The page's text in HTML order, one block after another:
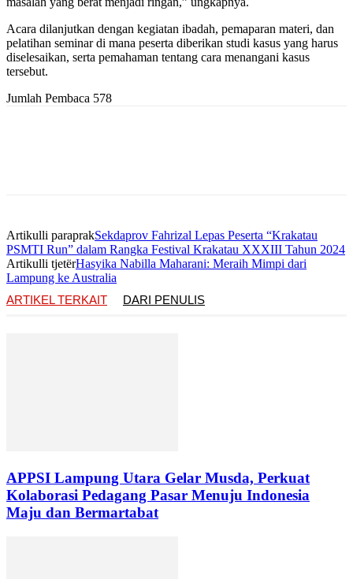
Acara dilanjutkan dengan kegiatan ibadah, pemaparan materi, dan
pelatihan seminar di mana peserta diberikan studi kasus yang harus
diselesaikan, serta pemahaman tentang cara menangani kasus
tersebut.
Jumlah Pembaca 578
Artikulli paraprakSekdaprov Fahrizal Lepas Peserta “Krakatau
PSMTI Run” dalam Rangka Festival Krakatau XXXIII Tahun 2024
Artikulli tjetërHasyika Nabilla Maharani: Meraih Mimpi dari
Lampung ke Australia
ARTIKEL TERKAIT
DARI PENULIS
APPSI Lampung Utara Gelar Musda, Perkuat
Kolaborasi Pedagang Pasar Menuju Indonesia
Maju dan Bermartabat